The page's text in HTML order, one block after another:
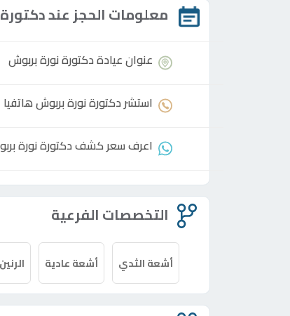
معلومات الحجز عنددكتورة
عنوان عيادةدكتورةنورة بربوش
استشردكتورةنورة بربوش هاتفيا
اعرف سعر كشفدكتورةنورة
التخصصات الفرعية
أشعة الثدي أشعة عادية